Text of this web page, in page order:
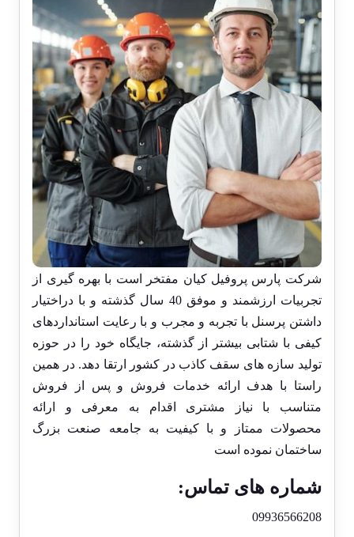
شرکت پارس پروفیل کیان مفتخر است با بهره گیری از
تجربیات ارزشمند و موفق 40 سال گذشته و با دراختیار
داشتن پرسنل با تجربه و مجرب و با رعایت استانداردهای
کیفی با شتابی بیشتر از گذشته، جایگاه خود را در حوزه
تولید سازه های سقف کاذب در کشور ارتقا دهد. در همین
راستا با هدف ارائه خدمات فروش و پس از فروش
متناسب با نیاز مشتری اقدام به معرفی و ارائه
محصولات ممتاز و با کیفیت به جامعه صنعت بزرگ
ساختمان نموده است
شماره های تماس:
09936566208